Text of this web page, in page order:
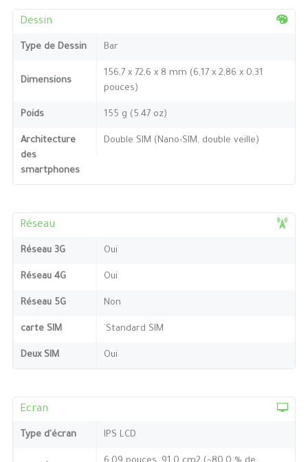
Dessin
Type de Dessin Bar
Dimensions
156,7 x 72,6 x 8 mm (6,17 x 2,86 x 0,31
pouces)
Poids 155 g (5.47 oz)
Architecture
des
smartphones
Double SIM (Nano-SIM, double veille)
Réseau
Réseau 3G Oui
Réseau 4G Oui
Réseau 5G Non
carte SIM `Standard SIM
Deux SIM Oui
Ecran
Type d'écran IPS LCD